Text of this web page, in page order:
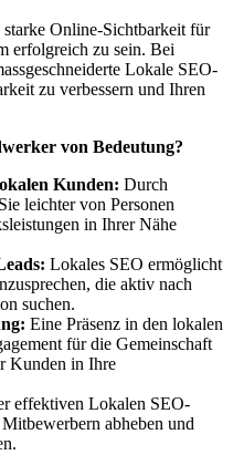
Online-Sichtbarkeit für
erfolgreich zu sein. Bei
Lokale SEO-
zu verbessern und Ihren
von Bedeutung?
Kunden: Durch
leichter von Personen
in Ihrer Nähe
Lokales SEO ermöglicht
die aktiv nach
suchen.
Eine Präsenz in den lokalen
für die Gemeinschaft
Kunden in Ihre
effektiven Lokalen SEO-
abheben und